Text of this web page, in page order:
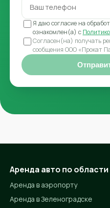
Я даю согласие на
ознакомлен(а) с
Согласен(на) получать
сообщения ООО «Прокат
Аренда авто по области
Аренда в аэропорту
Аренда в Зеленоградске